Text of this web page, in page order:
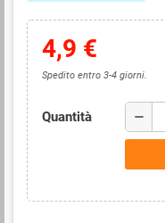
4,9 €
Spedito entro 3-4 giorni.
Quantità remove